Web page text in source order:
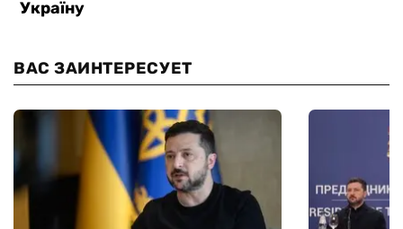
ВАС ЗАИНТЕРЕСУЕТ